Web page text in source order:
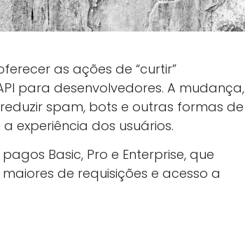
as ações de “curtir”
para desenvolvedores. A mudança,
spam, bots e outras formas de
experiência dos usuários.
Basic, Pro e Enterprise, que
de requisições e acesso a